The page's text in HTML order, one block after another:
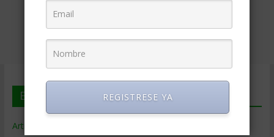
En deGerencia.com
Artículos de Gerencia
REGISTRESE YA